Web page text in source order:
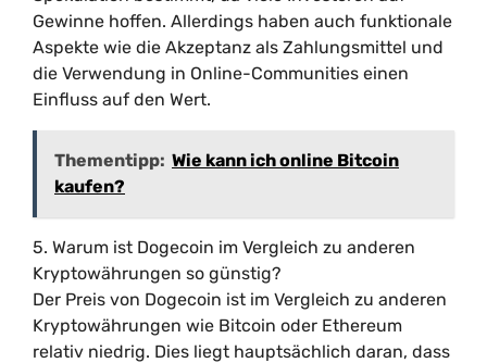
Gewinne hoffen. Allerdings haben auch funktionale
Aspekte wie die Akzeptanz als Zahlungsmittel und
die Verwendung in Online-Communities einen
Einfluss auf den Wert.
Thementipp: Wie kann ich online Bitcoin
kaufen?
5. Warum ist Dogecoin im Vergleich zu anderen
Kryptowährungen so günstig?
Der Preis von Dogecoin ist im Vergleich zu anderen
Kryptowährungen wie Bitcoin oder Ethereum
relativ niedrig. Dies liegt hauptsächlich daran, dass